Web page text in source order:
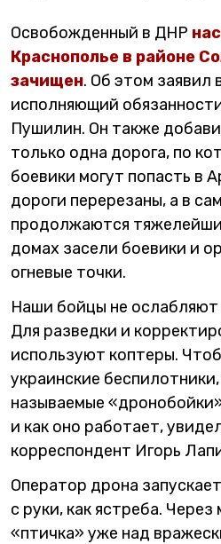
Освобожденный в ДНР
Краснополье в районе
зачищен. Об этом заявил
исполняющий
Пушилин. Он также
только одна дорога, по
боевики могут попасть в
дороги перерезаны, а в
продолжаются
домах засели боевики и
огневые точки.
Наши бойцы не ослабляют
Для разведки и
используют коптеры.
украинские
называемые
и как оно работает,
корреспондент Игорь
Оператор дрона
с руки, как ястреба.
«птичка» уже над